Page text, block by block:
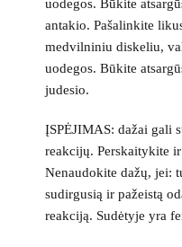
uodegos. Būkite
antakio. Pašalinkite
medvilniniu diskeliu,
uodegos. Būkite
judesio.
ĮSPĖJIMAS: dažai gali
reakcijų. Perskaitykite
Nenaudokite dažų, jei:
sudirgusią ir pažeistą
reakciją. Sudėtyje yra